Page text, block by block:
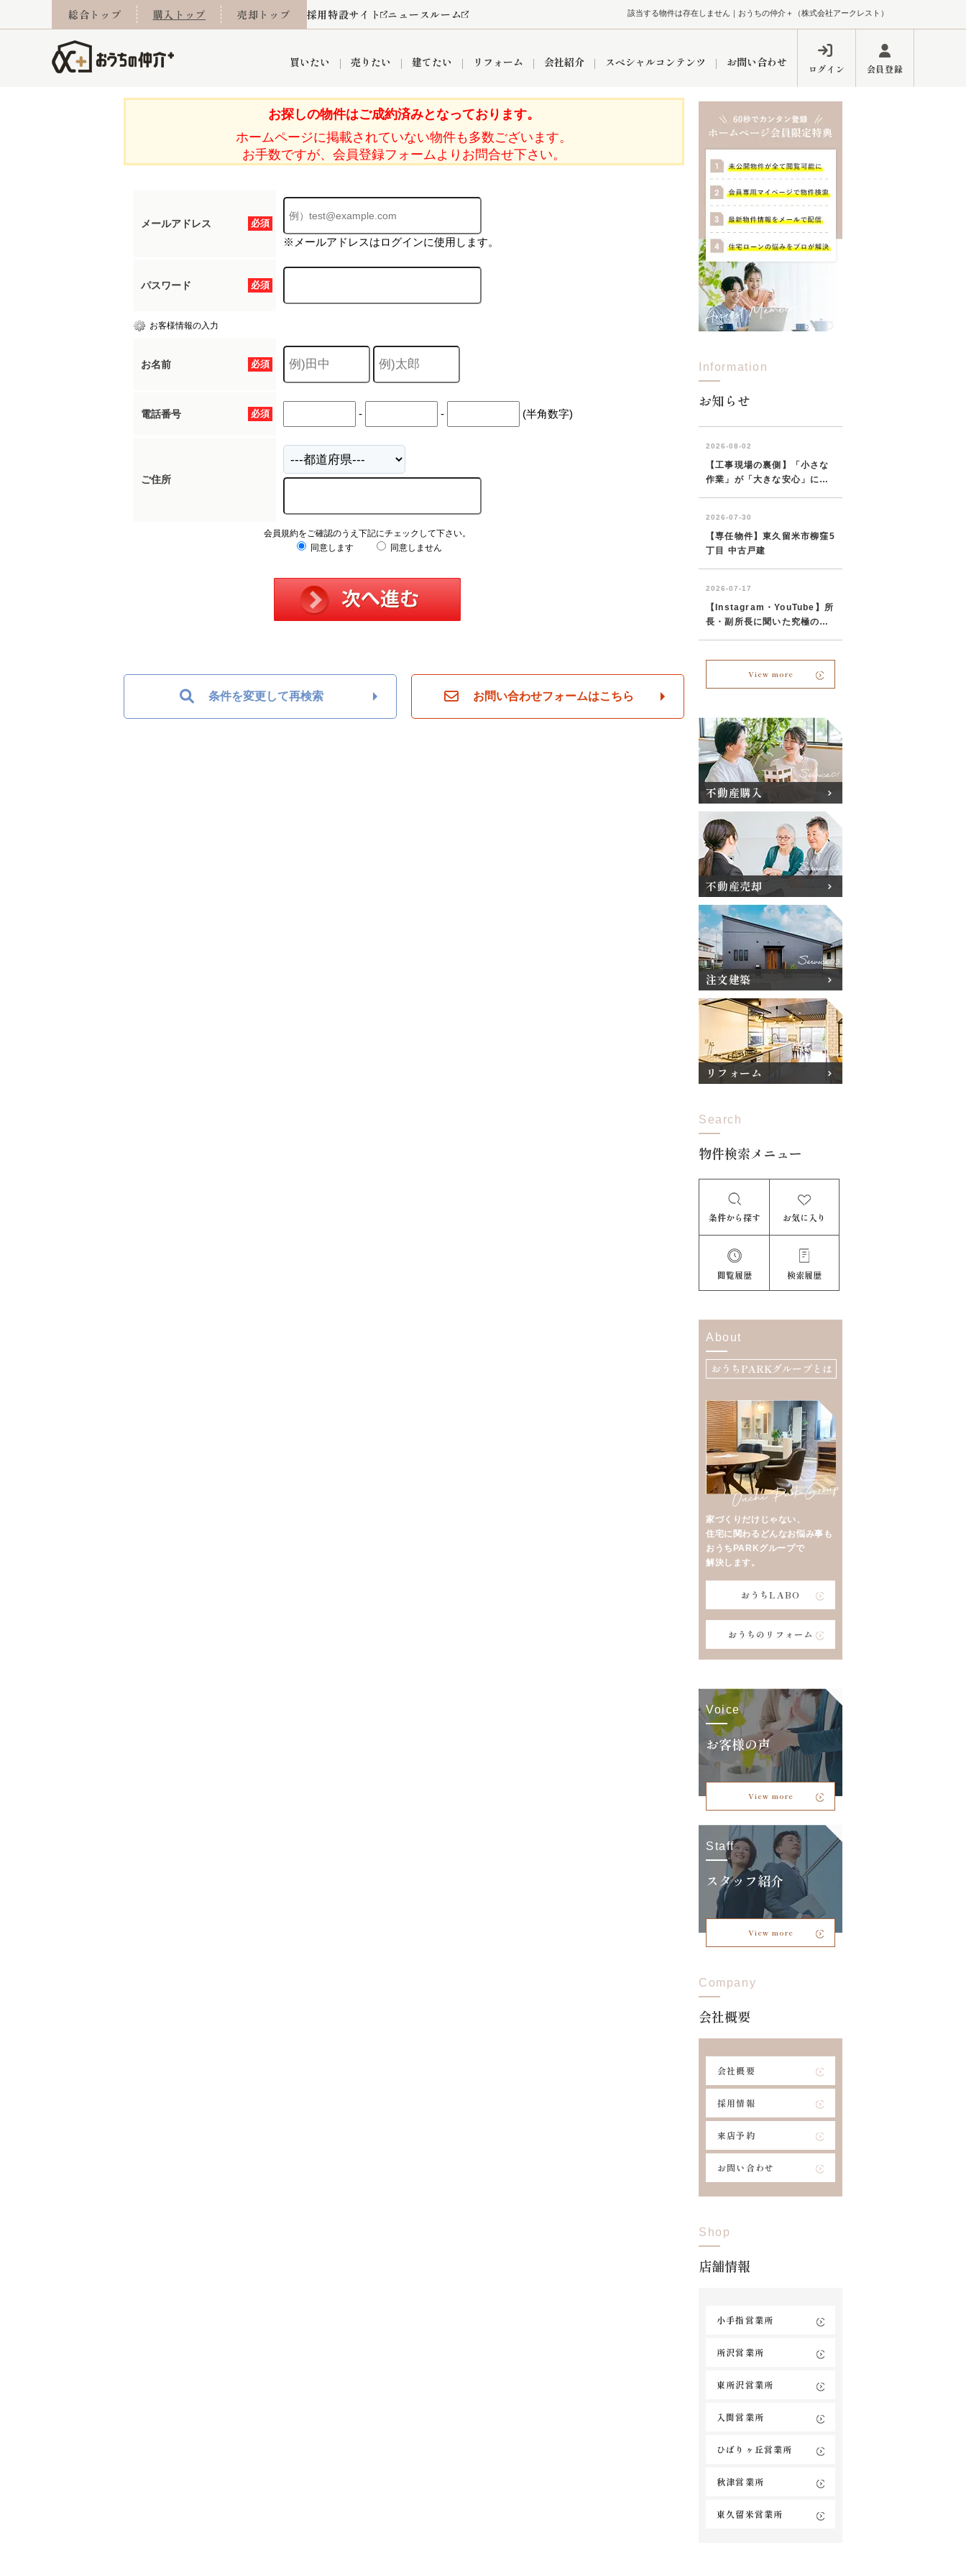
該当する物件は存在しません｜おうちの仲介＋（株式会社アークレスト）
総合トップ 購入トップ 売却トップ 採用特設サイト ニュースルーム
買いたい
学区から探す 町名から探す お気に入り 閲覧履歴
当社お預かり物件 グループ会社施工物件
当社提携金融機関 8代疾病保証付き住宅ローン
飯能市 狭山市 ふじみ野市 富士見市 東村山市
売りたい
売却査定実績 売却成功実績 よくある質問 売却コラム
住み替え 離婚
東村山市 入間市 狭山市 富士見市 練馬区
建てたい
建築事例
リフォーム
リフォーム事例 【埼玉】補助金・助成金 【東京】補助金・助成金
会社紹介
採用情報 お客様の声 創業の想い インフォメーション ブログ
小手指営業所 所沢営業所 東久留米営業所
おうちのリフォーム おうちパークグループの強み
スペシャルコンテンツ
マンションカタログ おうちパークくらぶ レンタルスペース
お問い合わせ
オンライン相談予約 売却査定依頼 なんでもご相談 プライバシーポリシー
ログイン 会員登録
お探しの物件はご成約済みとなっております。
ホームページに掲載されていない物件も多数ございます。
お手数ですが、会員登録フォームよりお問合せ下さい。
必須
メールアドレス
※メールアドレスはログインに使用します。
必須
パスワード
お客様情報の入力
必須
お名前
必須
電話番号 - - (半角数字)
ご住所
会員規約をご確認のうえ下記にチェックして下さい。
同意します
同意しません
条件を変更して再検索 お問い合わせフォームはこちら
Information
お知らせ
View more
不動産購入
不動産売却
注文建築
リフォーム
Search
物件検索メニュー
条件から探す お気に入り
閲覧履歴 検索履歴
About
おうちPARKグループとは
家づくりだけじゃない、
住宅に関わるどんなお悩み事も
おうちPARKグループで
解決します。
おうちLABO
おうちのリフォーム
Voice
お客様の声
View more
Staff
スタッフ紹介
View more
Company
会社概要
会社概要
採用情報
来店予約
お問い合わせ
Shop
店舗情報
小手指営業所
所沢営業所
東所沢営業所
入間営業所
ひばりヶ丘営業所
秋津営業所
東久留米営業所